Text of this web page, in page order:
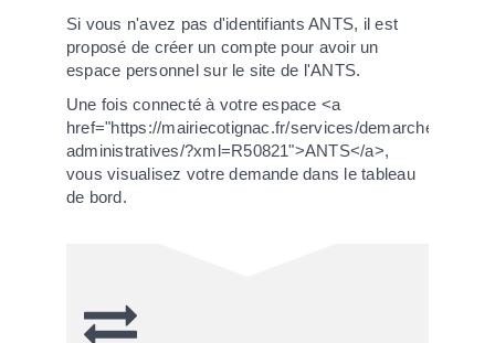
Si vous n'avez pas d'identifiants ANTS, il est
proposé de créer un compte pour avoir un
espace personnel sur le site de l'ANTS.
Une fois connecté à votre espace <a
href="https://mairiecotignac.fr/services/demarches-
administratives/?xml=R50821">ANTS</a>,
vous visualisez votre demande dans le tableau
de bord.